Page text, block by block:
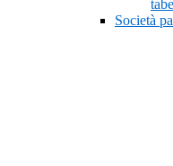
Società